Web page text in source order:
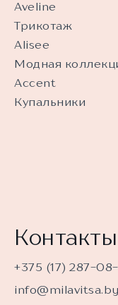
Aveline
Трикотаж
Alisee
Модная
Accent
Купальники
Контакты
+375 (17) 287-08-
info@milavitsa.by